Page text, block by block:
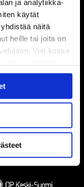
ja analytiikka-
käytät
näitä
heille tai joita on
Voit koska